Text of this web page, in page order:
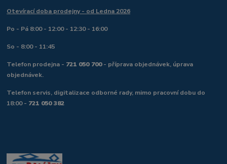
Otevírací doba prodejny - od Ledna 2026
Po - Pá 8:00 - 12:00 - 12:30 - 16:00
So - 8:00 - 11:45
Telefon prodejna - 721 050 700- příprava objednávek, úprava
objednávek.
Telefon servis, digitalizace odborné rady, mimo pracovní dobu do
18:00 - 721 050 382